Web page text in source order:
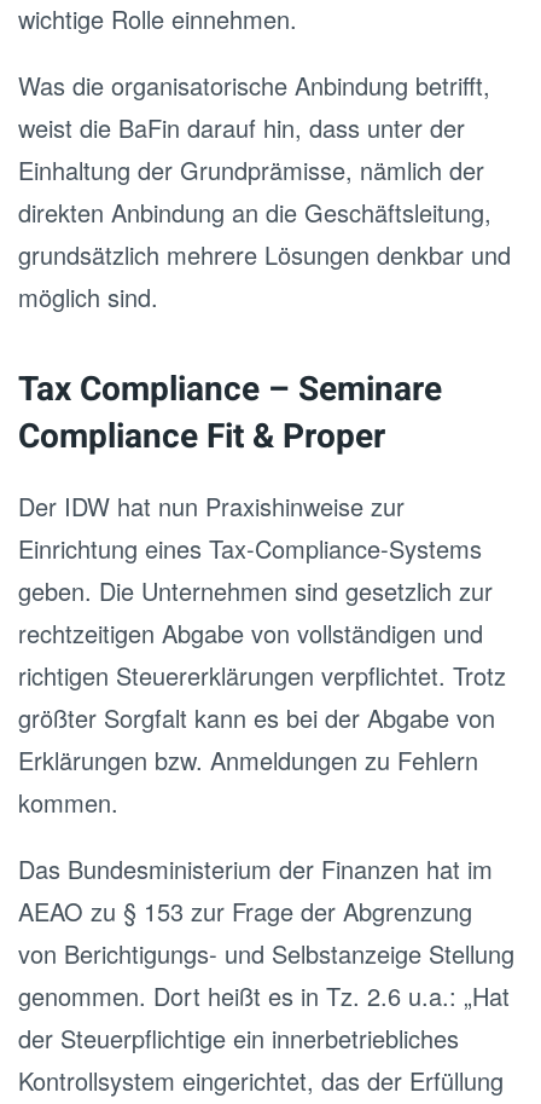
wichtige Rolle einnehmen.
Was die organisatorische Anbindung betrifft,
weist die BaFin darauf hin, dass unter der
Einhaltung der Grundprämisse, nämlich der
direkten Anbindung an die Geschäftsleitung,
grundsätzlich mehrere Lösungen denkbar und
möglich sind.
Tax Compliance – Seminare
Compliance Fit & Proper
Der IDW hat nun Praxishinweise zur
Einrichtung eines Tax-Compliance-Systems
geben. Die Unternehmen sind gesetzlich zur
rechtzeitigen Abgabe von vollständigen und
richtigen Steuererklärungen verpflichtet. Trotz
größter Sorgfalt kann es bei der Abgabe von
Erklärungen bzw. Anmeldungen zu Fehlern
kommen.
Das Bundesministerium der Finanzen hat im
AEAO zu § 153 zur Frage der Abgrenzung
von Berichtigungs- und Selbstanzeige Stellung
genommen. Dort heißt es in Tz. 2.6 u.a.: „Hat
der Steuerpflichtige ein innerbetriebliches
Kontrollsystem eingerichtet, das der Erfüllung